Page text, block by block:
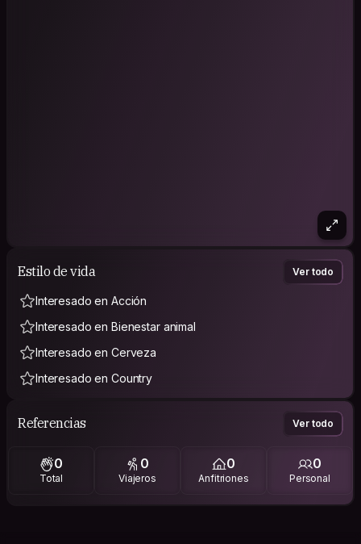
Estilo de vida Ver todo
Interesado en Acción
Interesado en Bienestar animal
Interesado en Cerveza
Interesado en Country
Referencias Ver todo
0
Total
0
Viajeros
0
Anfitriones
0
Personal